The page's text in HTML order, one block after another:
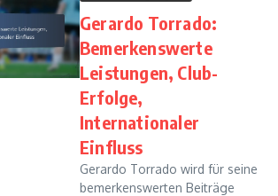
Gerardo Torrado:
Bemerkenswerte
Leistungen, Club-
Erfolge,
Internationaler
Einfluss
Gerardo Torrado wird für seine
bemerkenswerten Beiträge